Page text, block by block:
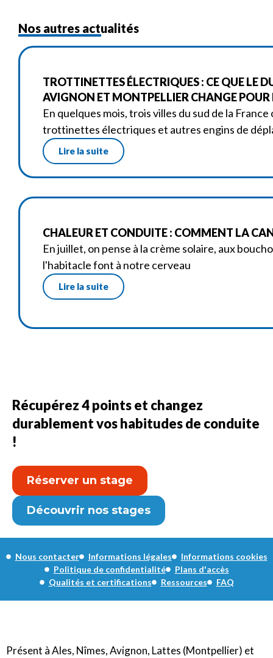
Nos autres actualités
TROTTINETTES ÉLECTRIQUES : CE QUE LE
AVIGNON ET MONTPELLIER CHANGE POUR
En quelques mois, trois villes du sud de la
trottinettes électriques et autres engins de
Lire la suite
CHALEUR ET CONDUITE : COMMENT LA
En juillet, on pense à la crème solaire, aux
l'habitacle font à notre cerveau
Lire la suite
Récupérez 4 points et changez
durablement vos habitudes de conduite
!
Réserver un stage
Découvrir nos stages
Nous contacter Informations légales
Informations cookies
Politique de confidentialité
Plans d'accès
Qualités et certifications
Ressources FAQ
Présent à Ales, Nîmes, Avignon, Lattes (Montpellier) et